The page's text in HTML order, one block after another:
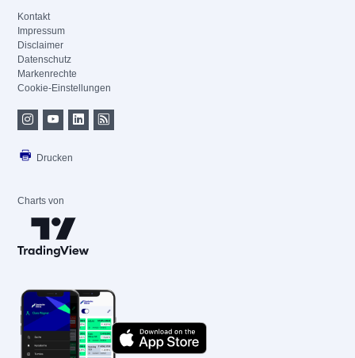
Kontakt
Impressum
Disclaimer
Datenschutz
Markenrechte
Cookie-Einstellungen
Drucken
Charts von